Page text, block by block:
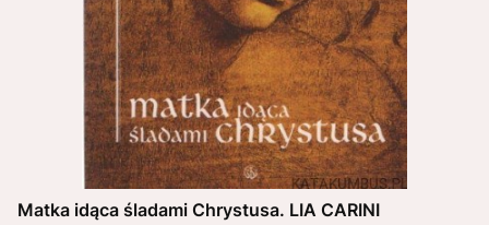
Matka idąca śladami Chrystusa. LIA CARINI